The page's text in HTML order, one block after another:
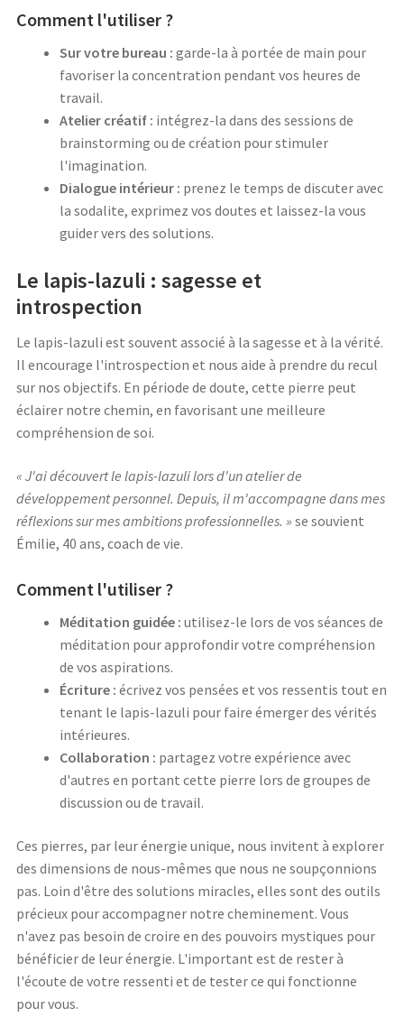
Comment l'utiliser ?
Sur votre bureau : garde-la à portée de main pour
favoriser la concentration pendant vos heures de
travail.
Atelier créatif : intégrez-la dans des sessions de
brainstorming ou de création pour stimuler
l'imagination.
Dialogue intérieur : prenez le temps de discuter avec
la sodalite, exprimez vos doutes et laissez-la vous
guider vers des solutions.
Le lapis-lazuli : sagesse et
introspection
Le lapis-lazuli est souvent associé à la sagesse et à la vérité.
Il encourage l'introspection et nous aide à prendre du recul
sur nos objectifs. En période de doute, cette pierre peut
éclairer notre chemin, en favorisant une meilleure
compréhension de soi.
« J'ai découvert le lapis-lazuli lors d'un atelier de
développement personnel. Depuis, il m'accompagne dans mes
réflexions sur mes ambitions professionnelles. » se souvient
Émilie, 40 ans, coach de vie.
Comment l'utiliser ?
Méditation guidée : utilisez-le lors de vos séances de
méditation pour approfondir votre compréhension
de vos aspirations.
Écriture : écrivez vos pensées et vos ressentis tout en
tenant le lapis-lazuli pour faire émerger des vérités
intérieures.
Collaboration : partagez votre expérience avec
d'autres en portant cette pierre lors de groupes de
discussion ou de travail.
Ces pierres, par leur énergie unique, nous invitent à explorer
des dimensions de nous-mêmes que nous ne soupçonnions
pas. Loin d'être des solutions miracles, elles sont des outils
précieux pour accompagner notre cheminement. Vous
n'avez pas besoin de croire en des pouvoirs mystiques pour
bénéficier de leur énergie. L'important est de rester à
l'écoute de votre ressenti et de tester ce qui fonctionne
pour vous.